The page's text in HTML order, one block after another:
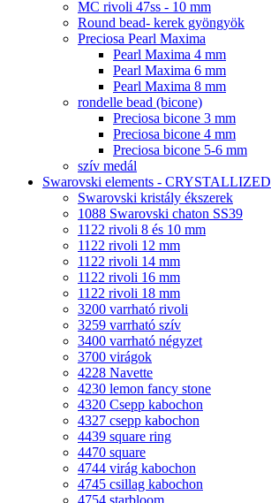
MC rivoli 47ss - 10 mm
Round bead- kerek gyöngyök
Preciosa Pearl Maxima
Pearl Maxima 4 mm
Pearl Maxima 6 mm
Pearl Maxima 8 mm
rondelle bead (bicone)
Preciosa bicone 3 mm
Preciosa bicone 4 mm
Preciosa bicone 5-6 mm
szív medál
Swarovski elements - CRYSTALLIZED
Swarovski kristály ékszerek
1088 Swarovski chaton SS39
1122 rivoli 8 és 10 mm
1122 rivoli 12 mm
1122 rivoli 14 mm
1122 rivoli 16 mm
1122 rivoli 18 mm
3200 varrható rivoli
3259 varrható szív
3400 varrható négyzet
3700 virágok
4228 Navette
4230 lemon fancy stone
4320 Csepp kabochon
4327 csepp kabochon
4439 square ring
4470 square
4744 virág kabochon
4745 csillag kabochon